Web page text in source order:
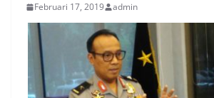
Februari 17, 2019 admin